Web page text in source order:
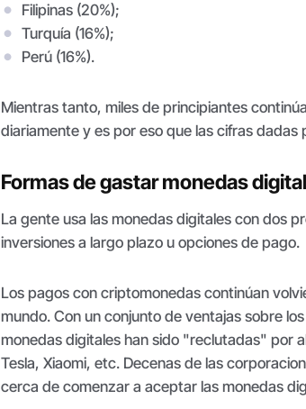
Filipinas (20%);
Turquía (16%);
Perú (16%).
Mientras tanto, miles de principiantes
diariamente y es por eso que las cifras
Formas de gastar monedas
La gente usa las monedas digitales con dos
inversiones a largo plazo u opciones de pago.
Los pagos con criptomonedas continúan
mundo. Con un conjunto de ventajas sobre
monedas digitales han sido "reclutadas" por
Tesla, Xiaomi, etc. Decenas de las
cerca de comenzar a aceptar las monedas